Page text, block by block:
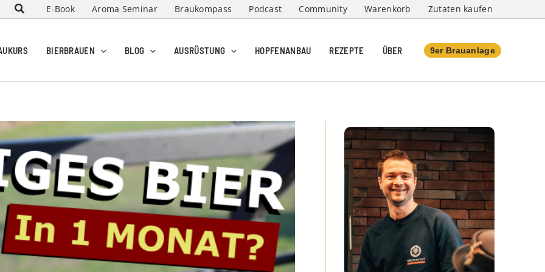
E-Book Aroma Seminar Braukompass Podcast Community Warenkorb Zutaten kaufen
BIERBRAUEN BLOG AUSRÜSTUNG HOPFENANBAU REZEPTE ÜBER 9er Brauanlage